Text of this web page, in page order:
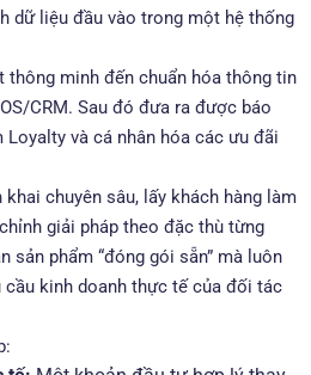
dữ liệu đầu vào trong một hệ thống
thông minh đến chuẩn hóa thông tin
CRM. Sau đó đưa ra được báo
và cá nhân hóa các ưu đãi
chuyên sâu, lấy khách hàng làm
giải pháp theo đặc thù từng
sản phẩm “đóng gói sẵn” mà luôn
cầu kinh doanh thực tế của đối tác